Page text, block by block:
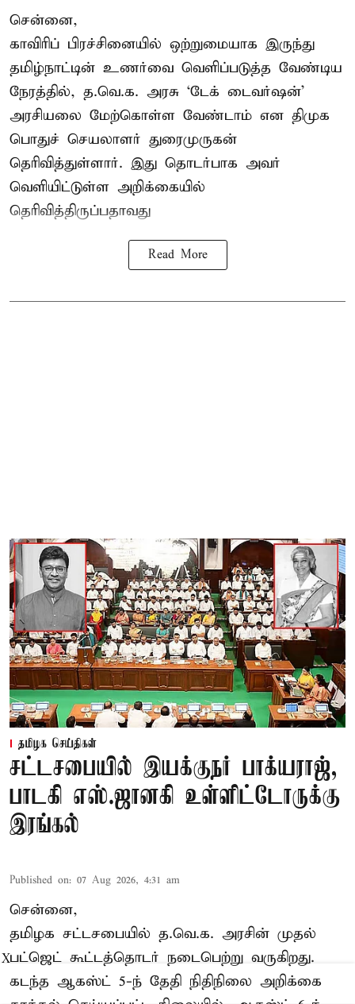
சென்னை,
காவிரிப் பிரச்சினையில் ஒற்றுமையாக இருந்து
தமிழ்நாட்டின் உணர்வை வெளிப்படுத்த வேண்டிய
நேரத்தில், த.வெ.க. அரசு ‘டேக் டைவர்ஷன்’
அரசியலை மேற்கொள்ள வேண்டாம் என திமுக
பொதுச் செயலாளர் துரைமுருகன்
தெரிவித்துள்ளார். இது தொடர்பாக அவர்
வெளியிட்டுள்ள அறிக்கையில்
தெரிவித்திருப்பதாவது
Read More
தமிழக செய்திகள்
சட்டசபையில் இயக்குநர் பாக்யராஜ்,
பாடகி எஸ்.ஜானகி உள்ளிட்டோருக்கு
இரங்கல்
Published on: 07 Aug 2026, 4:31 am
சென்னை,
தமிழக சட்டசபையில் த.வெ.க. அரசின் முதல்
பட்ஜெட் கூட்டத்தொடர் நடைபெற்று வருகிறது.
கடந்த ஆகஸ்ட் 5-ந் தேதி நிதிநிலை அறிக்கை
X